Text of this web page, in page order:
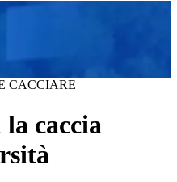
CACCIARE
caccia